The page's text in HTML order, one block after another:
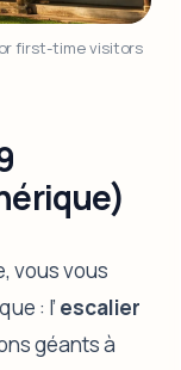
first-time visitors
vous vous
: l’ escalier
géants à